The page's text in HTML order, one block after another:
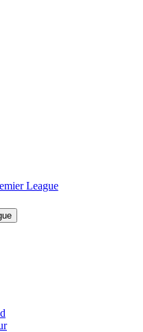
League